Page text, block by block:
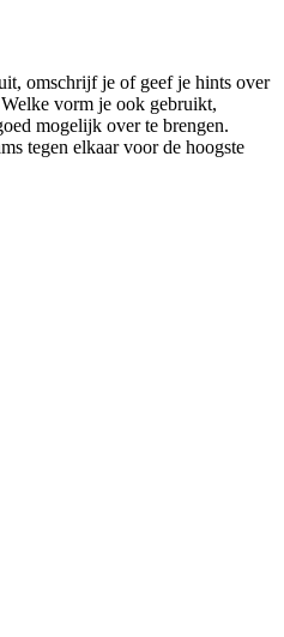
omschrijf je of geef je hints over
vorm je ook gebruikt,
mogelijk over te brengen.
tegen elkaar voor de hoogste